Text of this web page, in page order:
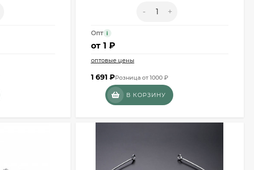
- +
Опт i
от 1 ₽
оптовые цены
1 691 ₽Розница от 1000 ₽
В КОРЗИНУ